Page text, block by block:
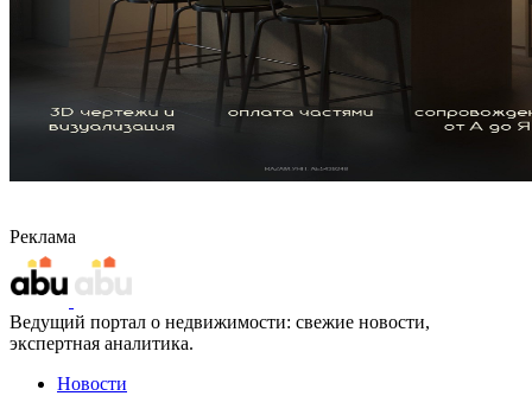
Реклама
Ведущий портал о недвижимости: свежие новости,
экспертная аналитика.
Новости